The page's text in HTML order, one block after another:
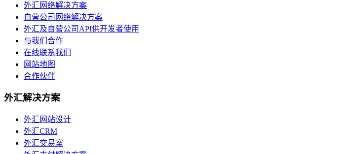
外汇网络解决方案
自营公司网络解决方案
外汇及自营公司API供开发者使用
与我们合作
在线联系我们
网站地图
合作伙伴
外汇解决方案
外汇网站设计
外汇CRM
外汇交易室